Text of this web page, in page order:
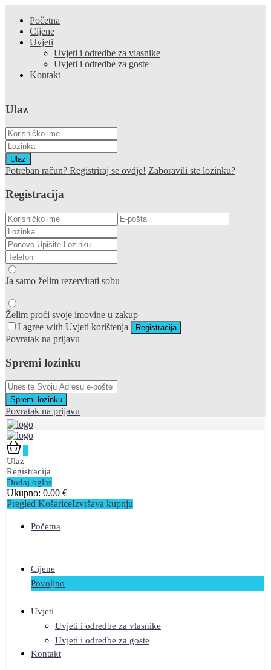
Početna
Cijene
Uvjeti
Uvjeti i odredbe za vlasnike
Uvjeti i odredbe za goste
Kontakt
Ulaz
Ulaz
Potreban račun? Registriraj se ovdje! Zaboravili ste lozinku?
Registracija
Ja samo želim rezervirati sobu
Želim proći svoje imovine u zakup
I agree with Uvjeti korištenja Registracija
Povratak na prijavu
Spremi lozinku
Spremi lozinku
Povratak na prijavu
Ulaz
Registracija
Dodaj oglas
Ukupno: 0.00 €
Pregled KošariceIzvršava kupnju
Početna
Cijene
Povoljno
Uvjeti
Uvjeti i odredbe za vlasnike
Uvjeti i odredbe za goste
Kontakt